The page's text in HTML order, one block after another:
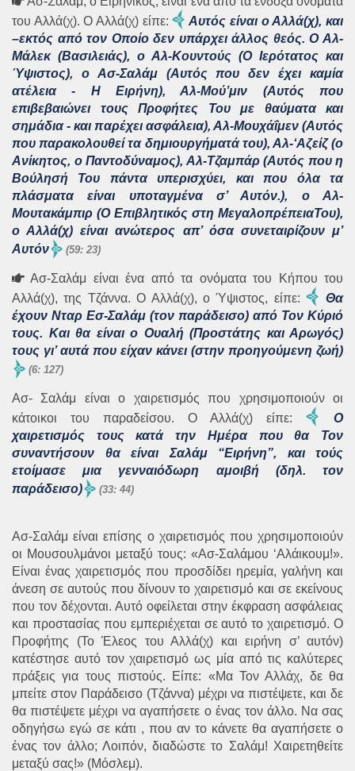
του Αλλά(χ). Ο Αλλά(χ) είπε:
Αυτός είναι ο Αλλά(χ), και
–εκτός από τον Οποίο δεν υπάρχει άλλος θεός. Ο Αλ-
Μάλεκ (Βασιλειάς), ο Αλ-Κουντούς (Ο Ιερότατος και
Ύψιστος), ο Ασ-Σαλάμ (Αυτός που δεν έχει καμία
ατέλεια - Η Ειρήνη), Αλ-Μού’μιν (Αυτός που
επιβεβαιώνει τους Προφήτες Του με θαύματα και
σημάδια - και παρέχει ασφάλεια), Αλ-Μουχάΐμεν (Αυτός
που παρακολουθεί τα δημιουργήματά του), Αλ-‘Αζείζ (ο
Ανίκητος, ο Παντοδύναμος), Αλ-Τζαμπάρ (Αυτός που η
Βούλησή Του πάντα υπερισχύει, και που όλα τα
πλάσματα είναι υποταγμένα σ’ Αυτόν.), ο Αλ-
Μουτακάμπιρ (Ο Επιβλητικός στη ΜεγαλοπρέπειαΤου),
ο Αλλά(χ) είναι ανώτερος απ’ όσα συνεταιρίζουν μ’
Αυτόν
(59: 23)
Ασ-Σαλάμ είναι ένα από τα ονόματα του Κήπου του
Αλλά(χ), της Τζάννα. Ο Αλλά(χ), ο Ύψιστος, είπε:
Θα
έχουν Νταρ Εσ-Σαλάμ (τον παράδεισο) από Τον Κύριό
τους. Και θα είναι ο Ουαλή (Προστάτης και Αρωγός)
τους γι’ αυτά που είχαν κάνει (στην προηγούμενη ζωή)
(6: 127)
Ασ- Σαλάμ είναι ο χαιρετισμός που χρησιμοποιούν οι
κάτοικοι του παραδείσου. Ο Αλλά(χ) είπε:
Ο
χαιρετισμός τους κατά την Ημέρα που θα Τον
συναντήσουν θα είναι Σαλάμ “Ειρήνη”, και τούς
ετοίμασε μια γενναιόδωρη αμοιβή (δηλ. τον
παράδεισο)
(33: 44)
Ασ-Σαλάμ είναι επίσης ο χαιρετισμός που χρησιμοποιούν
οι Μουσουλμάνοι μεταξύ τους: «Ασ-Σαλάμου ‘Αλάικουμ!».
Είναι ένας χαιρετισμός που προσδίδει ηρεμία, γαλήνη και
άνεση σε αυτούς που δίνουν το χαιρετισμό και σε εκείνους
που τον δέχονται. Αυτό οφείλεται στην έκφραση ασφάλειας
και προστασίας που εμπεριέχεται σε αυτό το χαιρετισμό. Ο
Προφήτης (Το Έλεος του Αλλά(χ) και ειρήνη σ’ αυτόν)
κατέστησε αυτό τον χαιρετισμό ως μία από τις καλύτερες
πράξεις για τους πιστούς. Είπε: «Μα Τον Αλλάχ, δε θα
μπείτε στον Παράδεισο (Τζάννα) μέχρι να πιστέψετε, και δε
θα πιστέψετε μέχρι να αγαπήσετε ο ένας τον άλλο. Να σας
οδηγήσω εγώ σε κάτι , που αν το κάνετε θα αγαπήσετε ο
ένας τον άλλο; Λοιπόν, διαδώστε το Σαλάμ! Χαιρετηθείτε
μεταξύ σας!» (Μόσλεμ).